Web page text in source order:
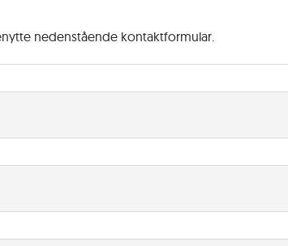
nedenstående kontaktformular.